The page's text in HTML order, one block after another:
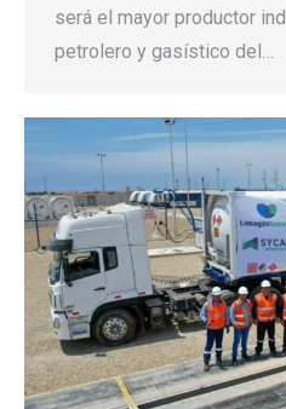
será el mayor productor
petrolero y gasístico del…